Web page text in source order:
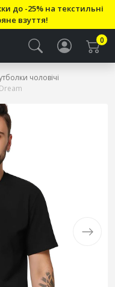
до -25% на текстильні
взуття!
0
чоловічі